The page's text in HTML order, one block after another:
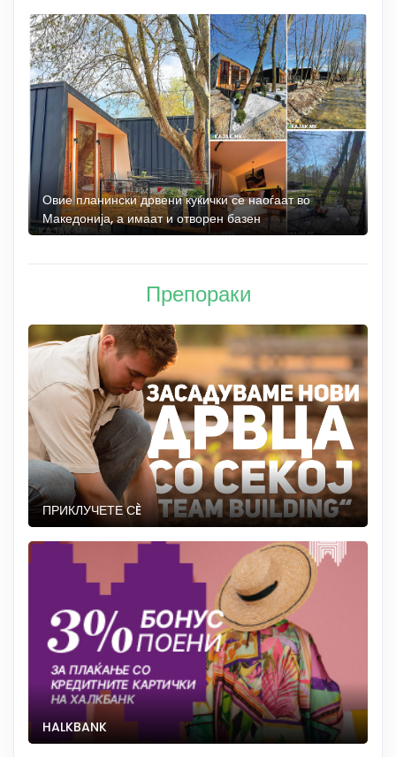
Овие планински дрвени куќички се наоѓаат во
Македонија, а имаат и отворен базен
Препораки
ПРИКЛУЧЕТЕ СÈ
HALKBANK